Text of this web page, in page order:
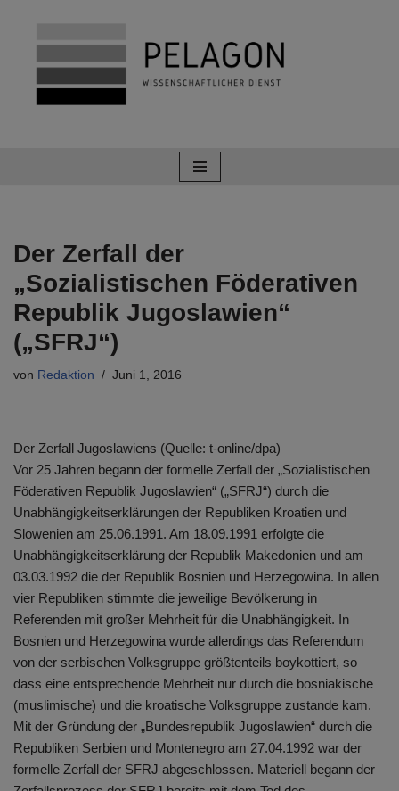
Zum
Inhalt
springen
Der Zerfall der
„Sozialistischen Föderativen
Republik Jugoslawien“
(„SFRJ“)
von Redaktion Juni 1, 2016
Der Zerfall Jugoslawiens (Quelle: t-online/dpa)
Vor 25 Jahren begann der formelle Zerfall der „Sozialistischen
Föderativen Republik Jugoslawien“ („SFRJ“) durch die
Unabhängigkeitserklärungen der Republiken Kroatien und
Slowenien am 25.06.1991. Am 18.09.1991 erfolgte die
Unabhängigkeitserklärung der Republik Makedonien und am
03.03.1992 die der Republik Bosnien und Herzegowina. In allen
vier Republiken stimmte die jeweilige Bevölkerung in
Referenden mit großer Mehrheit für die Unabhängigkeit. In
Bosnien und Herzegowina wurde allerdings das Referendum
von der serbischen Volksgruppe größtenteils boykottiert, so
dass eine entsprechende Mehrheit nur durch die bosniakische
(muslimische) und die kroatische Volksgruppe zustande kam.
Mit der Gründung der „Bundesrepublik Jugoslawien“ durch die
Republiken Serbien und Montenegro am 27.04.1992 war der
formelle Zerfall der SFRJ abgeschlossen. Materiell begann der